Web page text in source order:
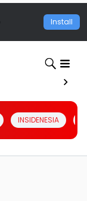
Install
INSIDENESIA